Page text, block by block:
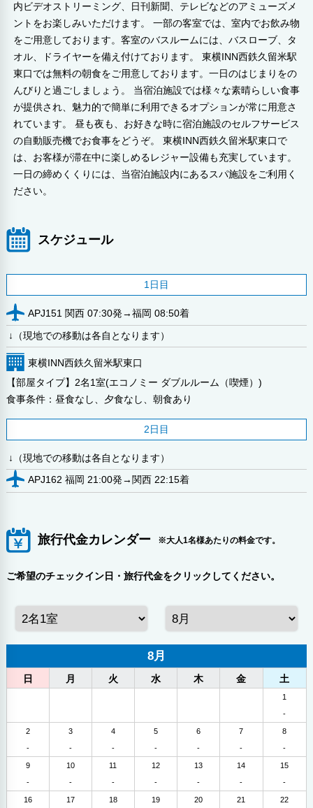
内ビデオストリーミング、日刊新聞、テレビなどのアミューズメ
ントをお楽しみいただけます。 一部の客室では、室内でお飲み物
をご用意しております。客室のバスルームには、バスローブ、タ
オル、ドライヤーを備え付けております。 東横INN西鉄久留米駅
東口では無料の朝食をご用意しております。一日のはじまりをの
んびりと過ごしましょう。 当宿泊施設では様々な素晴らしい食事
が提供され、魅力的で簡単に利用できるオプションが常に用意さ
れています。 昼も夜も、お好きな時に宿泊施設のセルフサービス
の自動販売機でお食事をどうぞ。 東横INN西鉄久留米駅東口で
は、お客様が滞在中に楽しめるレジャー設備も充実しています。
一日の締めくくりには、当宿泊施設内にあるスパ施設をご利用く
ださい。
スケジュール
1日目
APJ151 関西 07:30発→福岡 08:50着
↓（現地での移動は各自となります）
東横INN西鉄久留米駅東口
【部屋タイプ】2名1室(エコノミー ダブルルーム（喫煙）)
食事条件：昼食なし、夕食なし、朝食あり
2日目
↓（現地での移動は各自となります）
APJ162 福岡 21:00発→関西 22:15着
旅行代金カレンダー ※大人1名様あたりの料金です。
ご希望のチェックイン日・旅行代金をクリックしてください。
8月
日 月 火 水 木 金 土
1
-
2
-
3
-
4
-
5
-
6
-
7
-
8
-
9
-
10
-
11
-
12
-
13
-
14
-
15
-
16
17
18
19
20
21
22